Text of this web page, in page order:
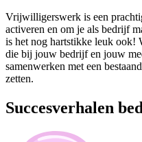
Vrijwilligerswerk is een
activeren en om je als bedrijf
is het nog hartstikke leuk ook!
die bij jouw bedrijf en jouw
samenwerken met een
zetten.
Succesverhalen